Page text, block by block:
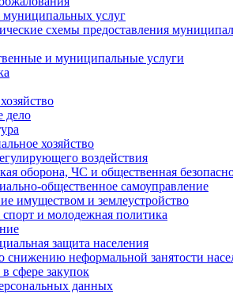
муниципальных услуг
схемы предоставления
и муниципальные услуги
дело
хозяйство
воздействия
оборона, ЧС и общественная
общественное самоуправление
имуществом и землеустройство
спорт и молодежная политика
защита населения
снижению неформальной занятости
сфере закупок
данных